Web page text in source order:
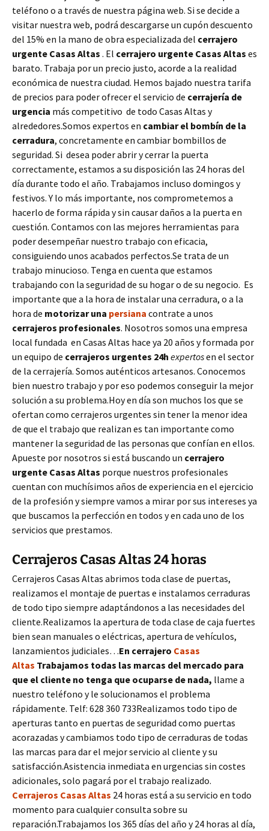
teléfono o a través de nuestra página web. Si se decide a
visitar nuestra web, podrá descargarse un cupón descuento
del 15% en la mano de obra especializada del cerrajero
urgente Casas Altas . El cerrajero urgente Casas Altas es
barato. Trabaja por un precio justo, acorde a la realidad
económica de nuestra ciudad. Hemos bajado nuestra tarifa
de precios para poder ofrecer el servicio de cerrajería de
urgencia más competitivo de todo Casas Altas y
alrededores.Somos expertos en cambiar el bombín de la
cerradura, concretamente en cambiar bombillos de
seguridad. Si desea poder abrir y cerrar la puerta
correctamente, estamos a su disposición las 24 horas del
día durante todo el año. Trabajamos incluso domingos y
festivos. Y lo más importante, nos comprometemos a
hacerlo de forma rápida y sin causar daños a la puerta en
cuestión. Contamos con las mejores herramientas para
poder desempeñar nuestro trabajo con eficacia,
consiguiendo unos acabados perfectos.Se trata de un
trabajo minucioso. Tenga en cuenta que estamos
trabajando con la seguridad de su hogar o de su negocio. Es
importante que a la hora de instalar una cerradura, o a la
hora de motorizar una persiana contrate a unos
cerrajeros profesionales. Nosotros somos una empresa
local fundada en Casas Altas hace ya 20 años y formada por
un equipo de cerrajeros urgentes 24h expertosen el sector
de la cerrajería. Somos auténticos artesanos. Conocemos
bien nuestro trabajo y por eso podemos conseguir la mejor
solución a su problema.Hoy en día son muchos los que se
ofertan como cerrajeros urgentes sin tener la menor idea
de que el trabajo que realizan es tan importante como
mantener la seguridad de las personas que confían en ellos.
Apueste por nosotros si está buscando un cerrajero
urgente Casas Altas porque nuestros profesionales
cuentan con muchísimos años de experiencia en el ejercicio
de la profesión y siempre vamos a mirar por sus intereses ya
que buscamos la perfección en todos y en cada uno de los
servicios que prestamos.
Cerrajeros Casas Altas 24 horas
Cerrajeros Casas Altas abrimos toda clase de puertas,
realizamos el montaje de puertas e instalamos cerraduras
de todo tipo siempre adaptándonos a las necesidades del
cliente.Realizamos la apertura de toda clase de caja fuertes
bien sean manuales o eléctricas, apertura de vehículos,
lanzamientos judiciales…En cerrajero Casas
Altas Trabajamos todas las marcas del mercado para
que el cliente no tenga que ocuparse de nada, llame a
nuestro teléfono y le solucionamos el problema
rápidamente. Telf: 628 360 733Realizamos todo tipo de
aperturas tanto en puertas de seguridad como puertas
acorazadas y cambiamos todo tipo de cerraduras de todas
las marcas para dar el mejor servicio al cliente y su
satisfacción.Asistencia inmediata en urgencias sin costes
adicionales, solo pagará por el trabajo realizado.
Cerrajeros Casas Altas 24 horas está a su servicio en todo
momento para cualquier consulta sobre su
reparación.Trabajamos los 365 días del año y 24 horas al día,